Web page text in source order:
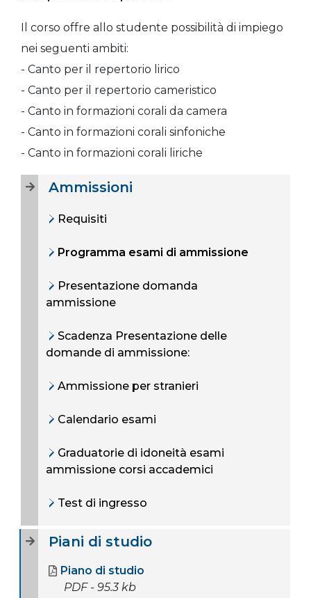
Il corso offre allo studente possibilità di impiego
nei seguenti ambiti:
- Canto per il repertorio lirico
- Canto per il repertorio cameristico
- Canto in formazioni corali da camera
- Canto in formazioni corali sinfoniche
- Canto in formazioni corali liriche
Ammissioni
Requisiti
Programma esami di ammissione
Presentazione domanda
ammissione
Scadenza Presentazione delle
domande di ammissione:
Ammissione per stranieri
Calendario esami
Graduatorie di idoneità esami
ammissione corsi accademici
Test di ingresso
Piani di studio
Piano di studio
PDF - 95.3 kb